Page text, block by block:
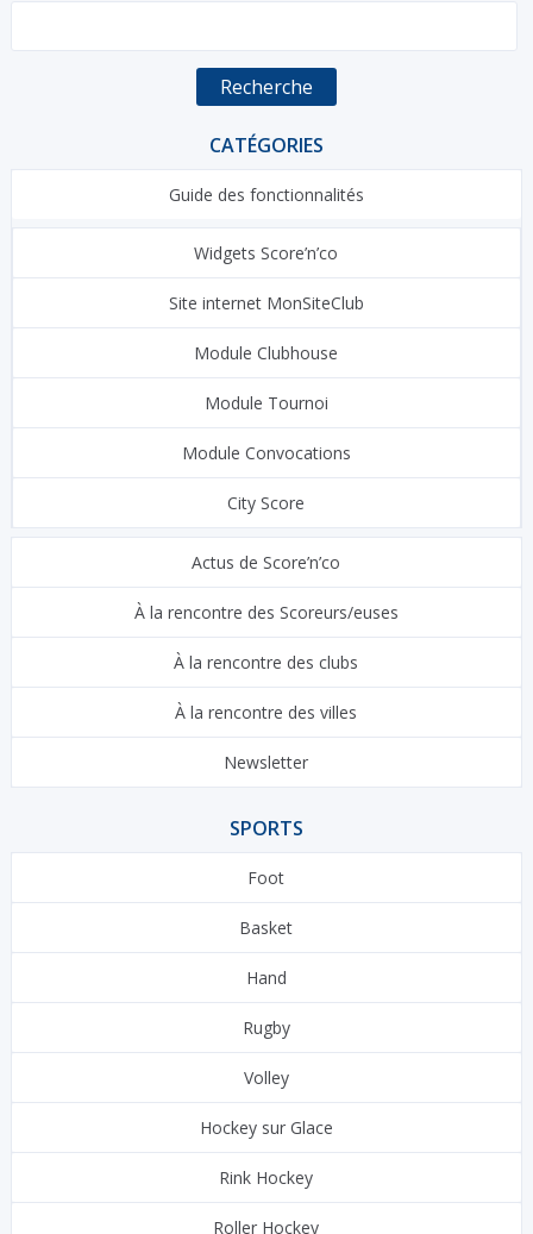
Recherche
CATÉGORIES
Guide des fonctionnalités
Widgets Score’n’co
Site internet MonSiteClub
Module Clubhouse
Module Tournoi
Module Convocations
City Score
Actus de Score’n’co
À la rencontre des Scoreurs/euses
À la rencontre des clubs
À la rencontre des villes
Newsletter
SPORTS
Foot
Basket
Hand
Rugby
Volley
Hockey sur Glace
Rink Hockey
Roller Hockey